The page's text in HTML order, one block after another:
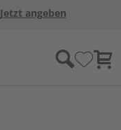
Jetzt angeben